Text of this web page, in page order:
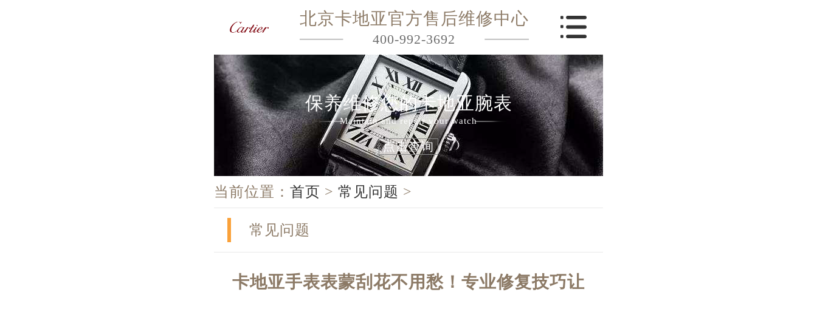
北京卡地亚官方售后维修中心
400-992-3692
保养维修您的卡地亚腕表
Maintain and repair your watch
点击查询
当前位置： 首页 > 常见问题 >
常见问题
卡地亚手表表蒙刮花不用愁！专业修复技巧让